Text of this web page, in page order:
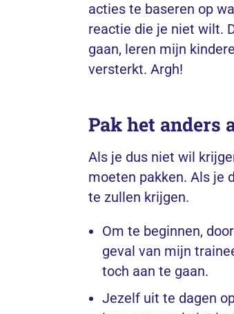
acties te baseren op
reactie die je niet wilt.
gaan, leren mijn
versterkt. Argh!
Pak het anders
Als je dus niet wil
moeten pakken. Als je
te zullen krijgen.
Om te beginnen,
geval van mijn
toch aan te gaan.
Jezelf uit te dagen